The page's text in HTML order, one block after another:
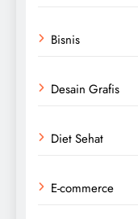
Bisnis
Desain Grafis
Diet Sehat
E-commerce